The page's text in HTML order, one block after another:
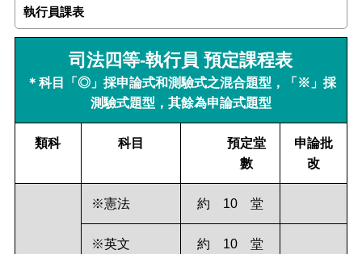
執行員課表
司法四等-執行員 預定課程表
＊科目「◎」採申論式和測驗式之混合題型，「※」採
測驗式題型，其餘為申論式題型
類科 科目
預定堂
數
申論批
改
※憲法 約 10 堂
※英文 約 10 堂